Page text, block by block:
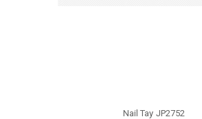
Nail Tay JP2752